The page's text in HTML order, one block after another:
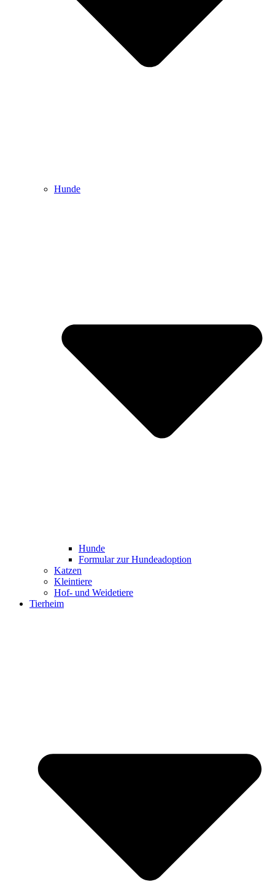
Hunde
Hunde
Formular zur Hundeadoption
Katzen
Kleintiere
Hof- und Weidetiere
Tierheim